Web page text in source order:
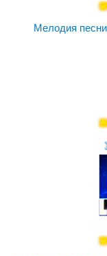
Мелодия